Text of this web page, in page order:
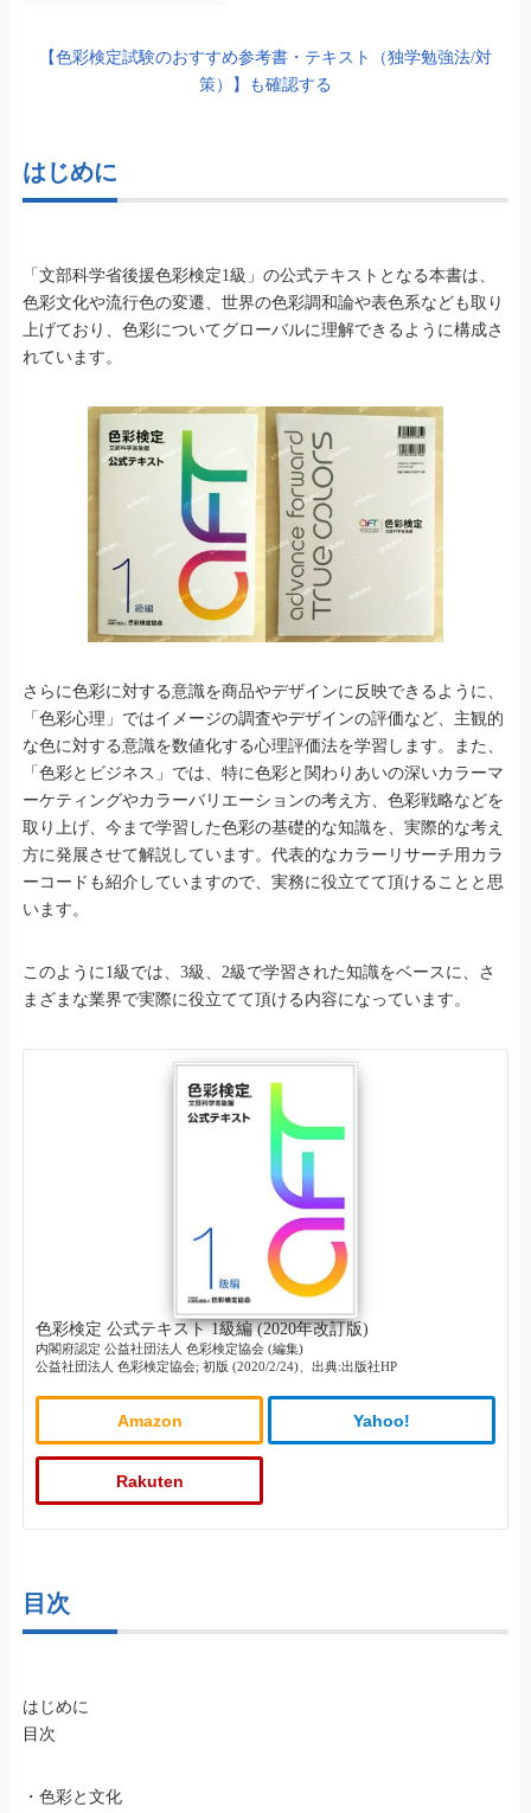
【色彩検定試験のおすすめ参考書・テキスト（独学勉強法/対
策）】も確認する
はじめに
「文部科学省後援色彩検定1級」の公式テキストとなる本書は、
色彩文化や流行色の変遷、世界の色彩調和論や表色系なども取り
上げており、色彩についてグローバルに理解できるように構成さ
れています。
さらに色彩に対する意識を商品やデザインに反映できるように、
「色彩心理」ではイメージの調査やデザインの評価など、主観的
な色に対する意識を数値化する心理評価法を学習します。また、
「色彩とビジネス」では、特に色彩と関わりあいの深いカラーマ
ーケティングやカラーバリエーションの考え方、色彩戦略などを
取り上げ、今まで学習した色彩の基礎的な知識を、実際的な考え
方に発展させて解説しています。代表的なカラーリサーチ用カラ
ーコードも紹介していますので、実務に役立てて頂けることと思
います。
このように1級では、3級、2級で学習された知識をベースに、さ
まざまな業界で実際に役立てて頂ける内容になっています。
色彩検定 公式テキスト 1級編 (2020年改訂版)
内閣府認定 公益社団法人 色彩検定協会 (編集)
公益社団法人 色彩検定協会; 初版 (2020/2/24)、出典:出版社HP
Amazon Yahoo!
Rakuten
目次
はじめに
目次
・色彩と文化